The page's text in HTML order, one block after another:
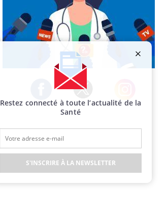
Facebook Twitter Instagram
Restez connecté à toute l’actualité de la
Santé
S'INSCRIRE À LA NEWSLETTER